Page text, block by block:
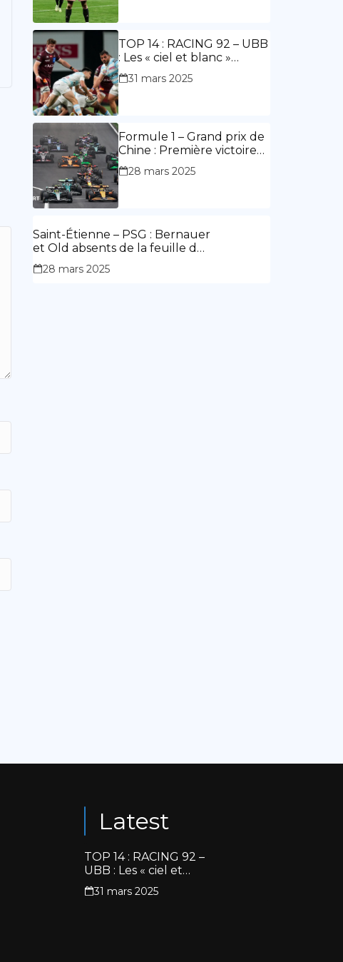
TOP 14 : RACING 92 – UBB
: Les « ciel et blanc »
renouent avec la victoire
31 mars 2025
Formule 1 – Grand prix de
Chine : Première victoire
d’Hamilton en Rouge,
l’Aston Martin d’Alonso fait
28 mars 2025
Saint-Étienne – PSG : Bernauer
et Old absents de la feuille de
match.
28 mars 2025
Latest
TOP 14 : RACING 92 –
UBB : Les « ciel et
blanc » renouent avec
la victoire
31 mars 2025